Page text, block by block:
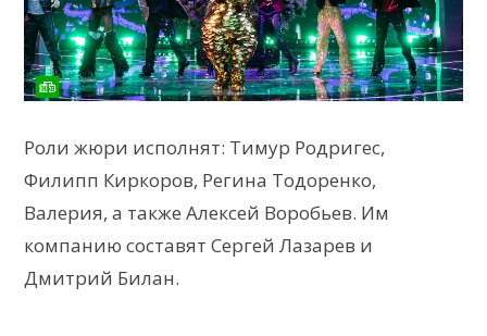
Роли жюри исполнят: Тимур Родригес,
Филипп Киркоров, Регина Тодоренко,
Валерия, а также Алексей Воробьев. Им
компанию составят Сергей Лазарев и
Дмитрий Билан.